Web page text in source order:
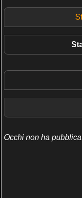
Occhi non ha